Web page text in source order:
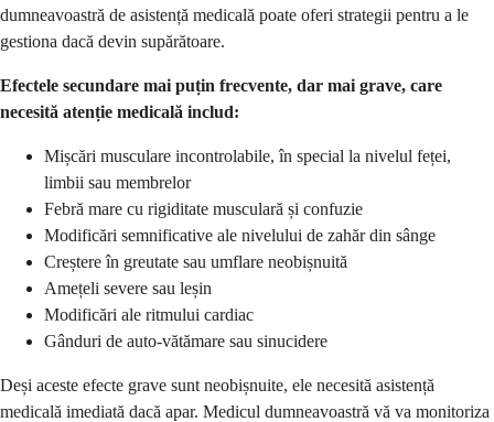
dumneavoastră de asistență medicală poate oferi strategii pentru a le
gestiona dacă devin supărătoare.
Efectele secundare mai puțin frecvente, dar mai grave, care
necesită atenție medicală includ:
Mișcări musculare incontrolabile, în special la nivelul feței,
limbii sau membrelor
Febră mare cu rigiditate musculară și confuzie
Modificări semnificative ale nivelului de zahăr din sânge
Creștere în greutate sau umflare neobișnuită
Amețeli severe sau leșin
Modificări ale ritmului cardiac
Gânduri de auto-vătămare sau sinucidere
Deși aceste efecte grave sunt neobișnuite, ele necesită asistență
medicală imediată dacă apar. Medicul dumneavoastră vă va monitoriza